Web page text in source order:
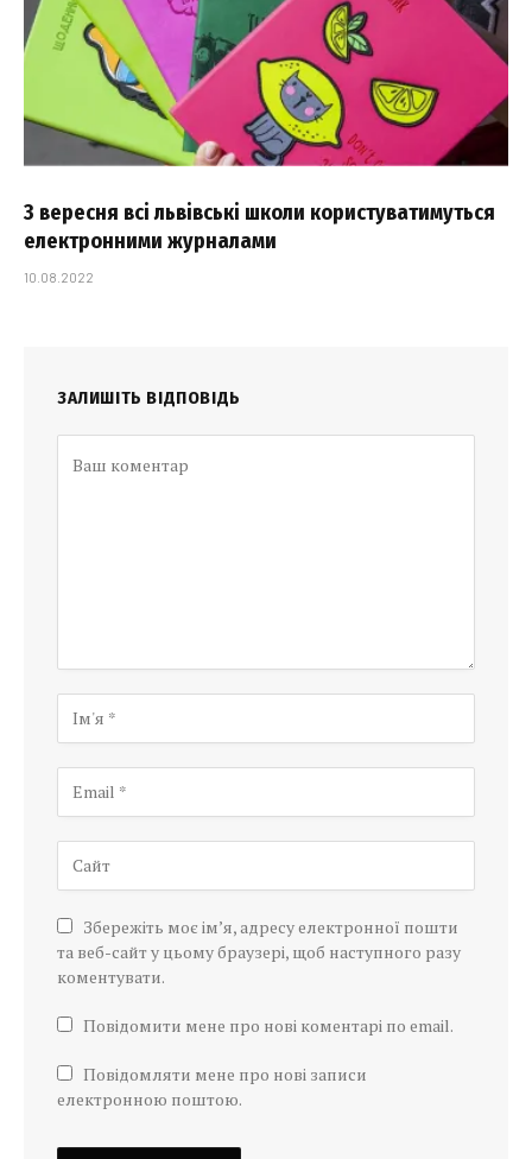
З вересня всі львівські школи користуватимуться
електронними журналами
10.08.2022
ЗАЛИШІТЬ ВІДПОВІДЬ
Збережіть моє ім’я, адресу електронної пошти
та веб-сайт у цьому браузері, щоб наступного разу
коментувати.
Повідомити мене про нові коментарі по email.
Повідомляти мене про нові записи
електронною поштою.